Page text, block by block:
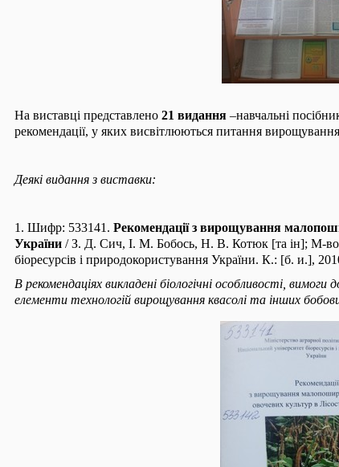
На виставці представлено 21 видання –навчальні
рекомендації, у яких висвітлюються питання вирощування
Деякі видання з виставки:
1. Шифр: 533141. Рекомендації з вирощування
України / З. Д. Сич, І. М. Бобось, Н. В. Котюк [та ін]; М-во
біоресурсів і природокористування України. К.: [б. и.],
В рекомендаціях викладені біологічні особливості,
елементи технологій вирощування квасолі та інших